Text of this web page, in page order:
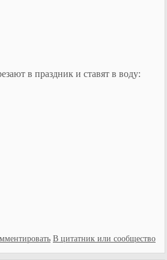
в праздник и ставят в воду:
В цитатник или сообщество